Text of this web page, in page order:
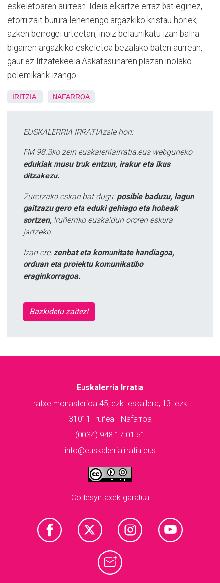
eskeletoaren aurrean. Ideia elkartze erraz bat eginez,
etorri zait burura lehenengo argazkiko kristau horiek,
azken berrogei urteetan, inoiz belaunikatu izan balira
bigarren argazkiko eskeletoa bezalako baten aurrean,
gaur ez litzatekeela Askatasunaren plazan inolako
polemikarik izango.
IRITZIA NAFARROA
EUSKALERRIA IRRATIAzale hori:
FM 98.3ko zein euskalerriairratia.eus webguneko
edukiak musu truk entzun, irakur eta ikus
ditzakezu.
Zuretzako eskari bat dugu: posible baduzu, lagun
gaitzazu gero eta eduki gehiago eta hobeak
sortzen, Iruñerriko euskaldun ororen eskura
jartzeko.
Izan ere, zenbat eta komunitate handiagoa,
orduan eta proiektu komunikatibo
eraginkorragoa.
Bazkidetu zaitez!
Euskalerria Irratia
Iratxe monasterioa 45, ezk. eskailera, 13. ezk.
31011 Iruñea - Nafarroa
(0034) 948 17 01 51
info@euskalerriairratia.eus
Codesyntaxek garatua